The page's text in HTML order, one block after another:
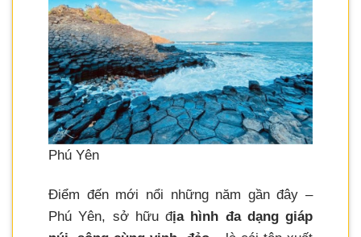
Phú Yên
Điểm đến mới nổi những năm gần đây –
Phú Yên, sở hữu địa hình đa dạng giáp